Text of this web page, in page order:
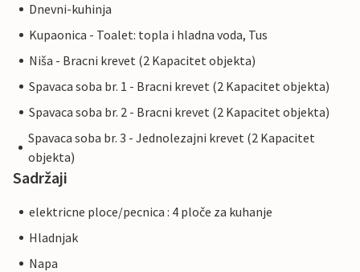
Dnevni-kuhinja
Kupaonica - Toalet: topla i hladna voda, Tus
Niša - Bracni krevet (2 Kapacitet objekta)
Spavaca soba br. 1 - Bracni krevet (2 Kapacitet objekta)
Spavaca soba br. 2 - Bracni krevet (2 Kapacitet objekta)
Spavaca soba br. 3 - Jednolezajni krevet (2 Kapacitet
objekta)
Sadržaji
elektricne ploce/pecnica : 4 ploče za kuhanje
Hladnjak
Napa